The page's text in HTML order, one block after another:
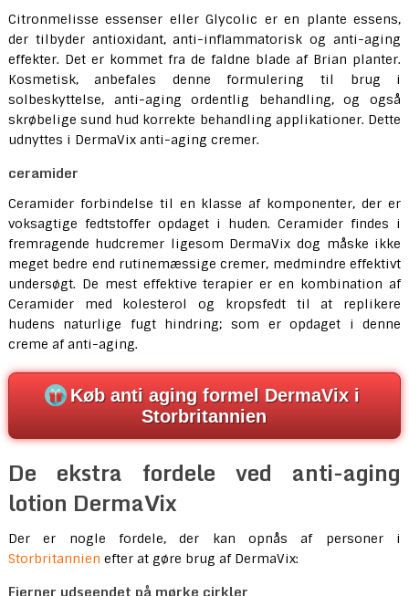
Citronmelisse essenser eller Glycolic er en plante essens,
der tilbyder antioxidant, anti-inflammatorisk og anti-aging
effekter. Det er kommet fra de faldne blade af Brian planter.
Kosmetisk, anbefales denne formulering til brug i
solbeskyttelse, anti-aging ordentlig behandling, og også
skrøbelige sund hud korrekte behandling applikationer. Dette
udnyttes i DermaVix anti-aging cremer.
ceramider
Ceramider forbindelse til en klasse af komponenter, der er
voksagtige fedtstoffer opdaget i huden. Ceramider findes i
fremragende hudcremer ligesom DermaVix dog måske ikke
meget bedre end rutinemæssige cremer, medmindre effektivt
undersøgt. De mest effektive terapier er en kombination af
Ceramider med kolesterol og kropsfedt til at replikere
hudens naturlige fugt hindring; som er opdaget i denne
creme af anti-aging.
Køb anti aging formel DermaVix i
Storbritannien
De ekstra fordele ved anti-aging
lotion DermaVix
Der er nogle fordele, der kan opnås af personer i
Storbritannien efter at gøre brug af DermaVix:
Fjerner udseendet på mørke cirkler